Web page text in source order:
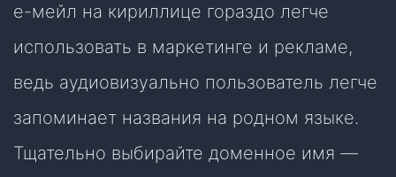
е-мейл на кириллице гораздо легче
использовать в маркетинге и рекламе,
ведь аудиовизуально пользователь легче
запоминает названия на родном языке.
Тщательно выбирайте доменное имя —